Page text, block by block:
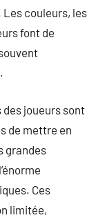
couleurs, les
font de
joueurs sont
de mettre en
grandes
Ces
limitée,